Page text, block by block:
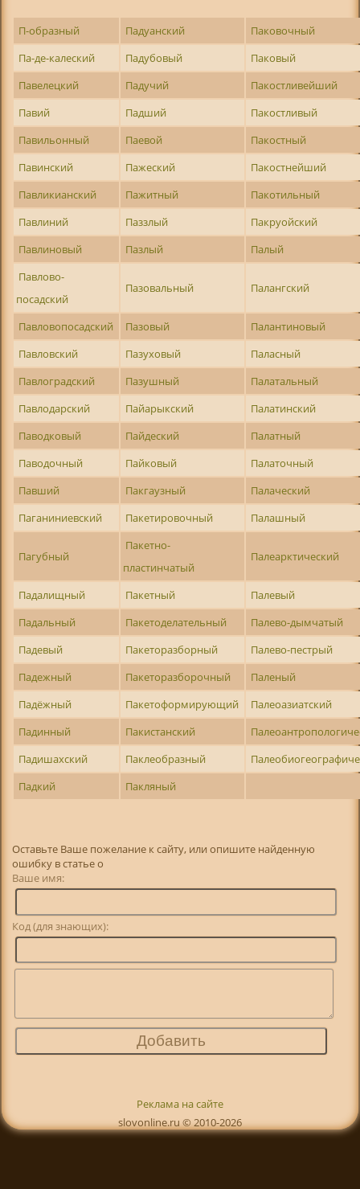
П-образный Падуанский
Паковочный
Па-де-калеский
Падубовый
Паковый
Павелецкий
Падучий
Пакостливейший
Павий
Падший
Пакостливый
Павильонный
Паевой
Пакостный
Павинский
Пажеский
Пакостнейший
Павликианский
Пажитный
Пакотильный
Павлиний
Паззлый
Пакруойский
Павлиновый
Пазлый
Палый
Павлово-
посадский
Пазовальный Палангский
Павловопосадский Пазовый
Палантиновый
Павловский
Пазуховый
Паласный
Павлоградский
Пазушный
Палатальный
Павлодарский
Пайарыкский
Палатинский
Паводковый
Пайдеский
Палатный
Паводочный
Пайковый
Палаточный
Павший
Пакгаузный
Палаческий
Паганиниевский
Пакетировочный Палашный
Пагубный
Пакетно-
пластинчатый
Палеарктический
Падалищный Пакетный
Палевый
Падальный
Пакетоделательный
Палево-дымчатый
Падевый
Пакеторазборный
Палево-пестрый
Падежный
Пакеторазборочный
Паленый
Падёжный
Пакетоформирующий
Палеоазиатский
Падинный
Пакистанский
Падишахский
Паклеобразный
Падкий
Пакляный
Оставьте Ваше пожелание к сайту, или опишите найденную
ошибку в статье о
Ваше имя:
Код (для знающих):
Реклама на сайте
slovonline.ru © 2010-2026